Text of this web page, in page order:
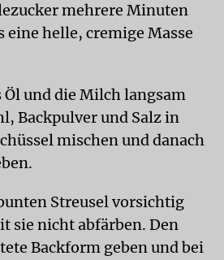
mehrere Minuten
eine helle, cremige Masse
Öl und die Milch langsam
Backpulver und Salz in
mischen und danach
Streusel vorsichtig
sie nicht abfärben. Den
Backform geben und bei